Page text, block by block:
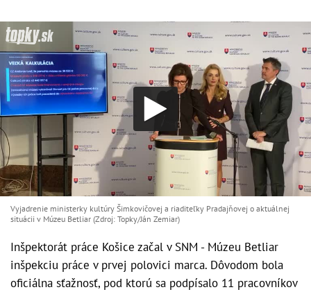
Vyjadrenie ministerky kultúry Šimkovičovej a riaditeľky Pradajňovej o aktuálnej
situácii v Múzeu Betliar (Zdroj: Topky/Ján Zemiar)
Inšpektorát práce Košice začal v SNM - Múzeu Betliar
inšpekciu práce v prvej polovici marca. Dôvodom bola
oficiálna sťažnosť, pod ktorú sa podpísalo 11 pracovníkov